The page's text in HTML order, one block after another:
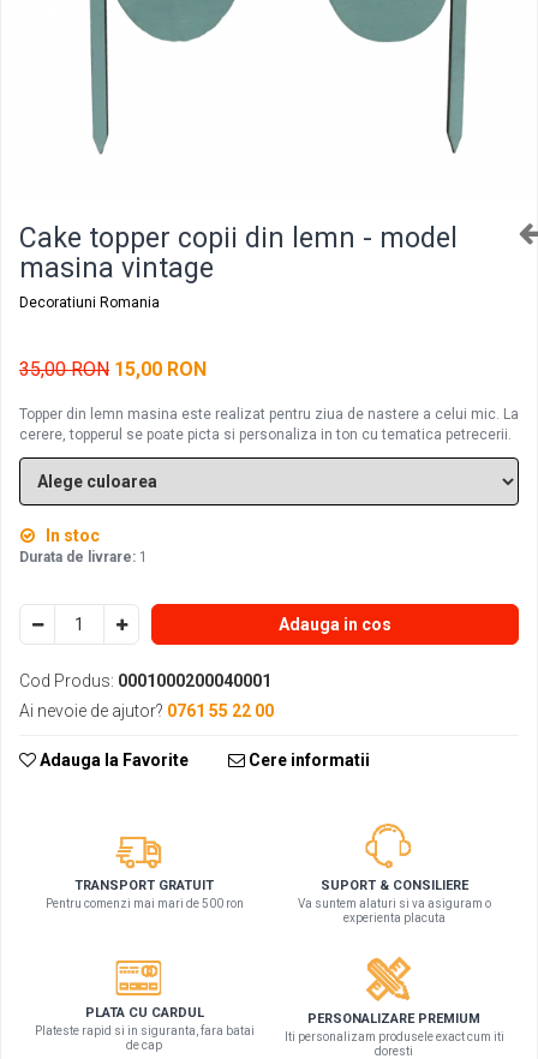
Cutii pentru poze si stick usb botez
Panouri si rame decor botez
Candy bar botez
Decoratiuni botez diverse
Cake topper copii din lemn - model
masina vintage
Decoratiuni Romania
35,00 RON 15,00 RON
Topper din lemn masina este realizat pentru ziua de nastere a celui mic. La
cerere, topperul se poate picta si personaliza in ton cu tematica petrecerii.
In stoc
Durata de livrare: 1
Adauga in cos
Cod Produs: 0001000200040001
Ai nevoie de ajutor? 0761 55 22 00
Adauga la Favorite Cere informatii
TRANSPORT GRATUIT
Pentru comenzi mai mari de 500 ron
SUPORT & CONSILIERE
Va suntem alaturi si va asiguram o
experienta placuta
PLATA CU CARDUL
Plateste rapid si in siguranta, fara batai
de cap
PERSONALIZARE PREMIUM
Iti personalizam produsele exact cum iti
doresti